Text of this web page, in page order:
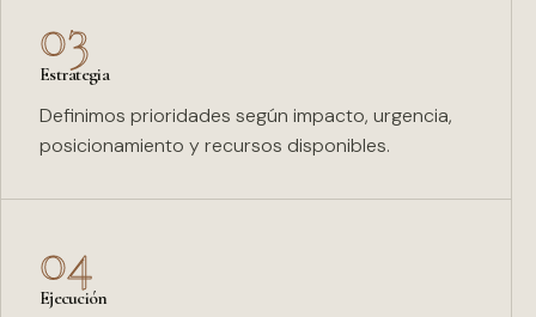
03
Estrategia
Definimos prioridades según impacto, urgencia,
posicionamiento y recursos disponibles.
04
Ejecución